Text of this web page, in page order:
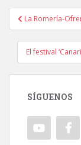
La Romería-
El festival
SÍGUENOS